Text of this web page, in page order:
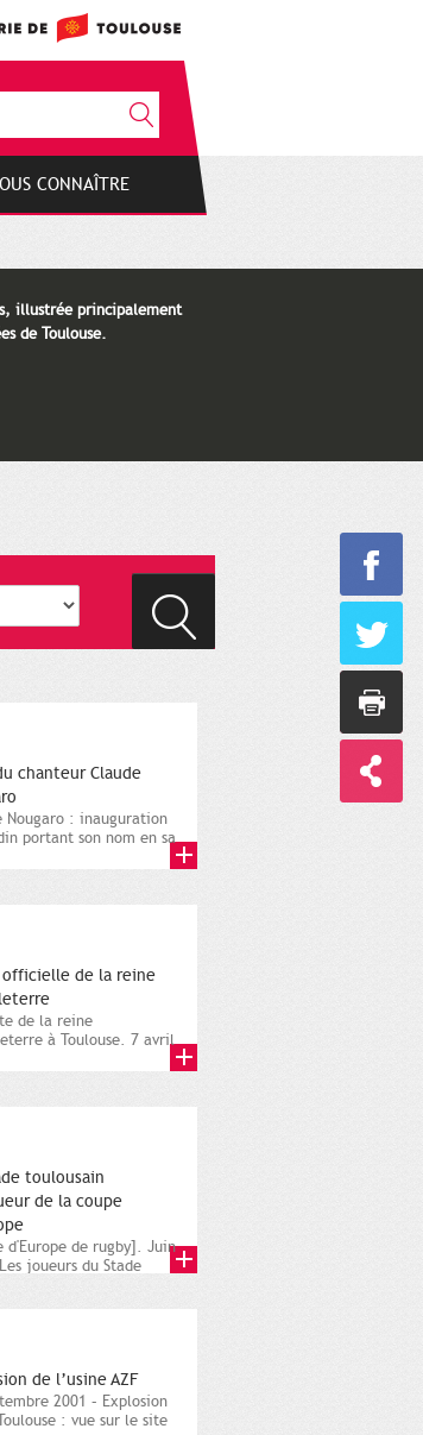
CONNAÎTRE
illustrée principalement
de Toulouse.
chanteur Claude
Nougaro : inauguration
portant son nom en sa
de la reine
de la reine
à Toulouse. 7 avril
toulousain
de la coupe
d'Europe de rugby]. Juin
joueurs du Stade
de l’usine AZF
2001 – Explosion
: vue sur le site